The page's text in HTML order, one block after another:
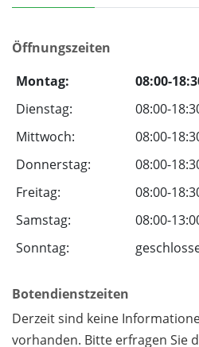
Öffnungszeiten
Montag:
08:00-
Dienstag:
08:00-
Mittwoch:
08:00-
Donnerstag:
08:00-
Freitag:
08:00-
Samstag:
08:00-
Sonntag:
Botendienstzeiten
Derzeit sind keine
vorhanden. Bitte erfragen Sie